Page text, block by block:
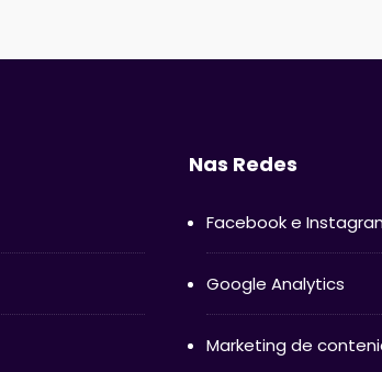
Nas Redes
Facebook e
Google Analytics
Marketing de